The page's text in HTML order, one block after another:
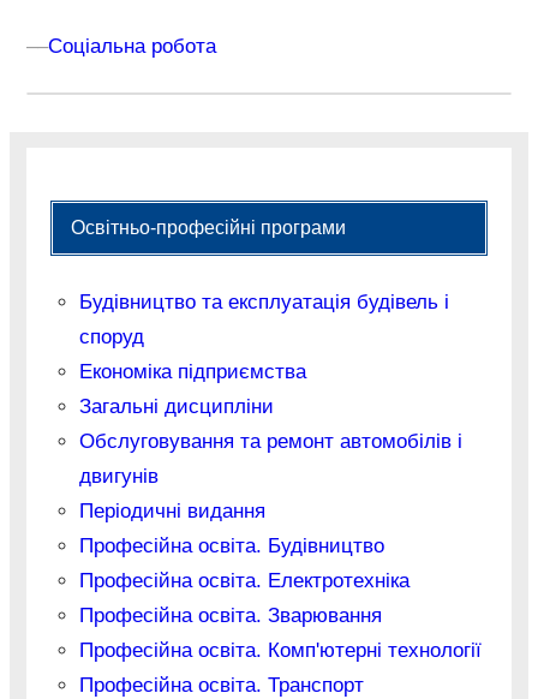
––Соціальна робота
Освітньо-професійні програми
Будівництво та експлуатація будівель і
споруд
Економіка підприємства
Загальні дисципліни
Обслуговування та ремонт автомобілів і
двигунів
Періодичні видання
Професійна освіта. Будівництво
Професійна освіта. Електротехніка
Професійна освіта. Зварювання
Професійна освіта. Комп'ютерні технології
Професійна освіта. Транспорт